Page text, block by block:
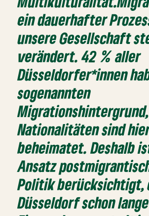
ein dauerhafter
unsere Gesellschaft
verändert. 42 % aller
Düsseldorfer*innen
sogenannten
Nationalitäten sind
beheimatet. Deshalb
Ansatz
Politik berücksichtigt,
Düsseldorf schon